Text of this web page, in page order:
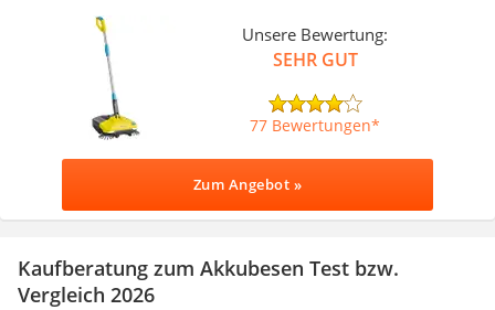
Unsere Bewertung:
SEHR GUT
77 Bewertungen
Zum Angebot »
Kaufberatung zum Akkubesen Test bzw.
Vergleich 2026